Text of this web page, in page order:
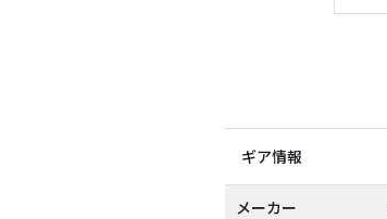
ギア情報
メーカー